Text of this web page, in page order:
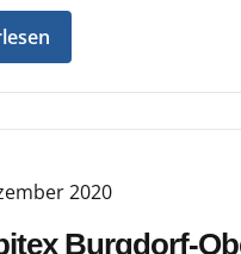
2020
Burgdorf-